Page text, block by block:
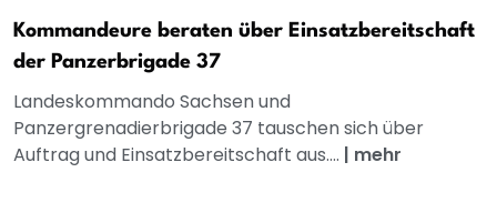
Kommandeure beraten über Einsatzbereitschaft
der Panzerbrigade 37
Landeskommando Sachsen und
Panzergrenadierbrigade 37 tauschen sich über
Auftrag und Einsatzbereitschaft aus.... | mehr